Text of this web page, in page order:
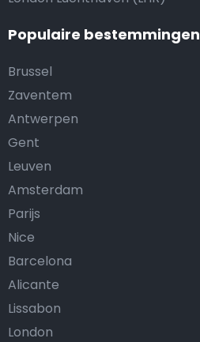
Populaire bestemmingen
Brussel
Zaventem
Antwerpen
Gent
Leuven
Amsterdam
Parijs
Nice
Barcelona
Alicante
Lissabon
London